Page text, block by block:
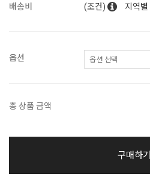
배송비
(조건) 지역별
옵션
총 상품 금액
구매하기